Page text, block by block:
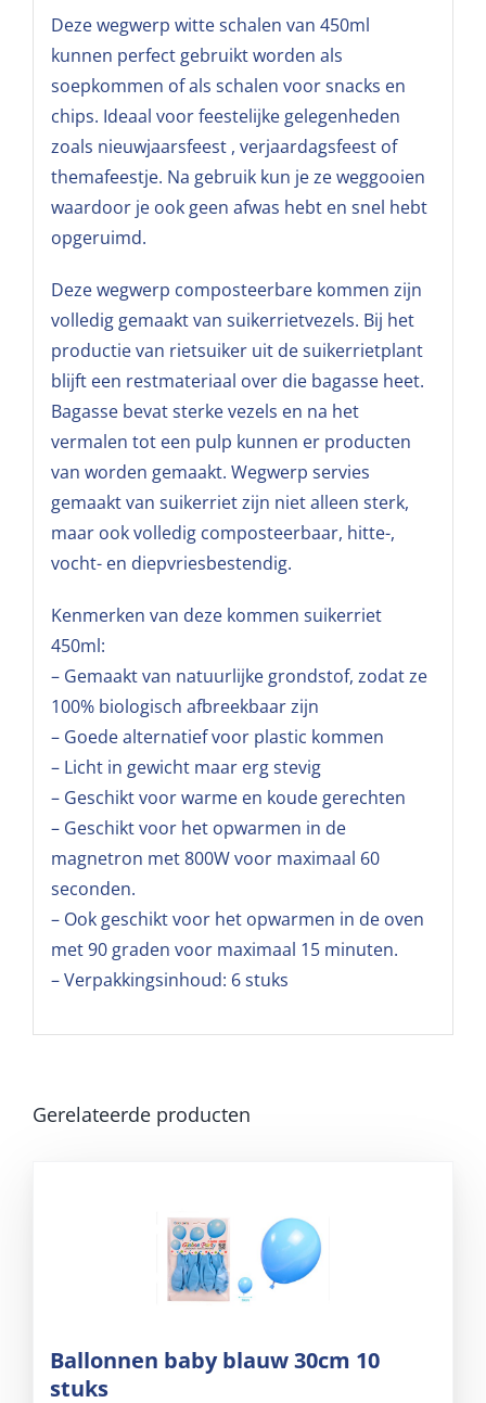
Deze wegwerp witte schalen van 450ml
kunnen perfect gebruikt worden als
soepkommen of als schalen voor snacks en
chips. Ideaal voor feestelijke gelegenheden
zoals nieuwjaarsfeest , verjaardagsfeest of
themafeestje. Na gebruik kun je ze weggooien
waardoor je ook geen afwas hebt en snel hebt
opgeruimd.
Deze wegwerp composteerbare kommen zijn
volledig gemaakt van suikerrietvezels. Bij het
productie van rietsuiker uit de suikerrietplant
blijft een restmateriaal over die bagasse heet.
Bagasse bevat sterke vezels en na het
vermalen tot een pulp kunnen er producten
van worden gemaakt. Wegwerp servies
gemaakt van suikerriet zijn niet alleen sterk,
maar ook volledig composteerbaar, hitte-,
vocht- en diepvriesbestendig.
Kenmerken van deze kommen suikerriet
450ml:
– Gemaakt van natuurlijke grondstof, zodat ze
100% biologisch afbreekbaar zijn
– Goede alternatief voor plastic kommen
– Licht in gewicht maar erg stevig
– Geschikt voor warme en koude gerechten
– Geschikt voor het opwarmen in de
magnetron met 800W voor maximaal 60
seconden.
– Ook geschikt voor het opwarmen in de oven
met 90 graden voor maximaal 15 minuten.
– Verpakkingsinhoud: 6 stuks
Gerelateerde producten
Ballonnen baby blauw 30cm 10
stuks